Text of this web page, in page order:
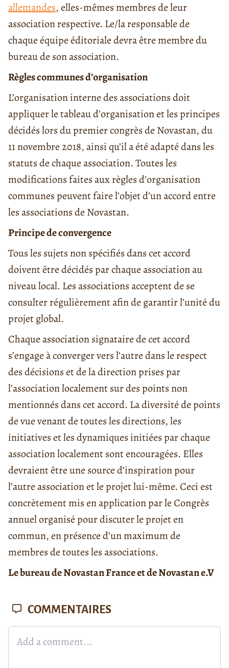
allemandes, elles-mêmes membres de leur
association respective. Le/la responsable de
chaque équipe éditoriale devra être membre du
bureau de son association.
Règles communes d’organisation
L’organisation interne des associations doit
appliquer le tableau d’organisation et les principes
décidés lors du premier congrès de Novastan, du
11 novembre 2018, ainsi qu’il a été adapté dans les
statuts de chaque association. Toutes les
modifications faites aux règles d’organisation
communes peuvent faire l’objet d’un accord entre
les associations de Novastan.
Principe de convergence
Tous les sujets non spécifiés dans cet accord
doivent être décidés par chaque association au
niveau local. Les associations acceptent de se
consulter régulièrement afin de garantir l’unité du
projet global.
Chaque association signataire de cet accord
s’engage à converger vers l’autre dans le respect
des décisions et de la direction prises par
l’association localement sur des points non
mentionnés dans cet accord. La diversité de points
de vue venant de toutes les directions, les
initiatives et les dynamiques initiées par chaque
association localement sont encouragées. Elles
devraient être une source d’inspiration pour
l’autre association et le projet lui-même. Ceci est
concrètement mis en application par le Congrès
annuel organisé pour discuter le projet en
commun, en présence d’un maximum de
membres de toutes les associations.
Le bureau de Novastan France et de Novastan e.V
COMMENTAIRES